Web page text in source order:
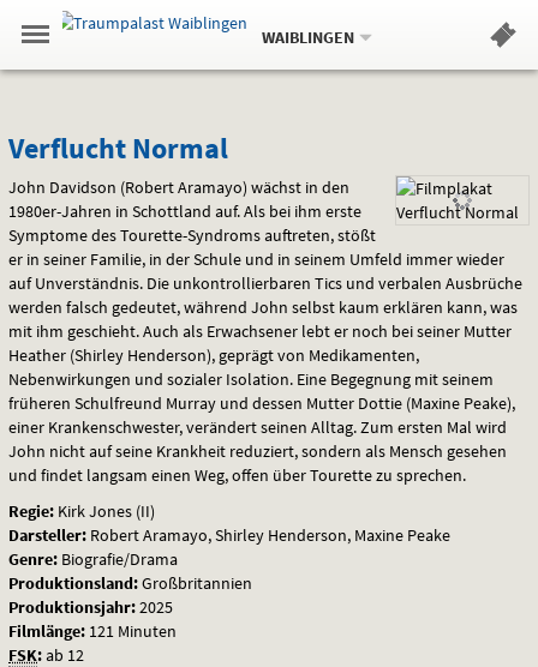
Springe
zum
,zum
.
Navigation
Gehe
zur
Standortauswahl
Standort:
WAIBLINGEN.
Hinweis
Verflucht
Normal
Verflucht Normal
John Davidson (Robert Aramayo) wächst in den
1980er-Jahren in Schottland auf. Als bei ihm erste
Symptome des Tourette-Syndroms auftreten, stößt
er in seiner Familie, in der Schule und in seinem Umfeld immer wieder
auf Unverständnis. Die unkontrollierbaren Tics und verbalen Ausbrüche
werden falsch gedeutet, während John selbst kaum erklären kann, was
mit ihm geschieht. Auch als Erwachsener lebt er noch bei seiner Mutter
Heather (Shirley Henderson), geprägt von Medikamenten,
Nebenwirkungen und sozialer Isolation. Eine Begegnung mit seinem
früheren Schulfreund Murray und dessen Mutter Dottie (Maxine Peake),
einer Krankenschwester, verändert seinen Alltag. Zum ersten Mal wird
John nicht auf seine Krankheit reduziert, sondern als Mensch gesehen
und findet langsam einen Weg, offen über Tourette zu sprechen.
Regie: Kirk Jones (II)
Darsteller: Robert Aramayo, Shirley Henderson, Maxine Peake
Genre: Biografie/Drama
Produktionsland:Großbritannien
Produktionsjahr:2025
Filmlänge: 121 Minuten
FSK:ab 12